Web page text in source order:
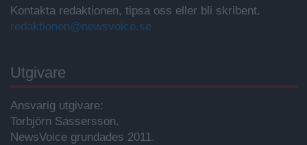
Kontakta redaktionen, tipsa oss eller bli skribent.
redaktionen@newsvoice.se
Utgivare
Ansvarig utgivare:
Torbjörn Sassersson.
NewsVoice grundades 2011.